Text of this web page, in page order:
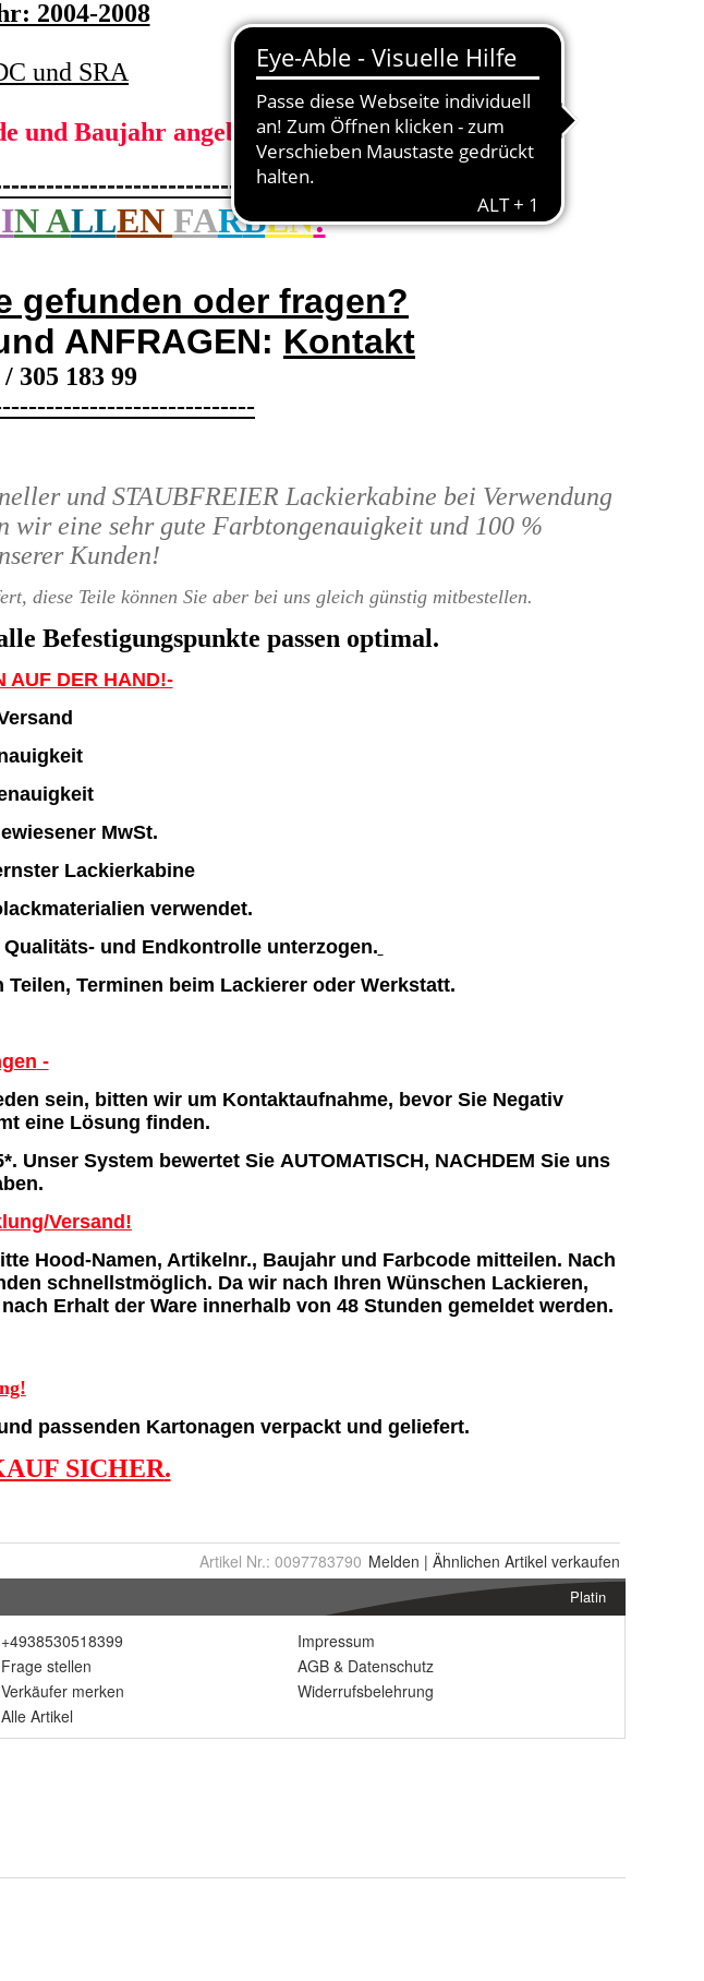
Artikel Nr.: 0097783790 Melden | Ähnlichen Artikel verkaufen
Platin
+4938530518399
Frage stellen
Verkäufer merken
Alle Artikel
Impressum
AGB & Datenschutz
Widerrufsbelehrung